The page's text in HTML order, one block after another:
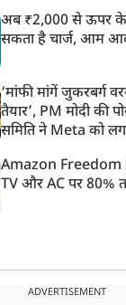
अब ₹2,000 से ऊपर
सकता है चार्ज, आम
‘मांफी मांगें जुकरबर्ग
तैयार’, PM मोदी की
समिति ने Meta को
Amazon Freedom
TV और AC पर 80%
ADVERTISEMENT